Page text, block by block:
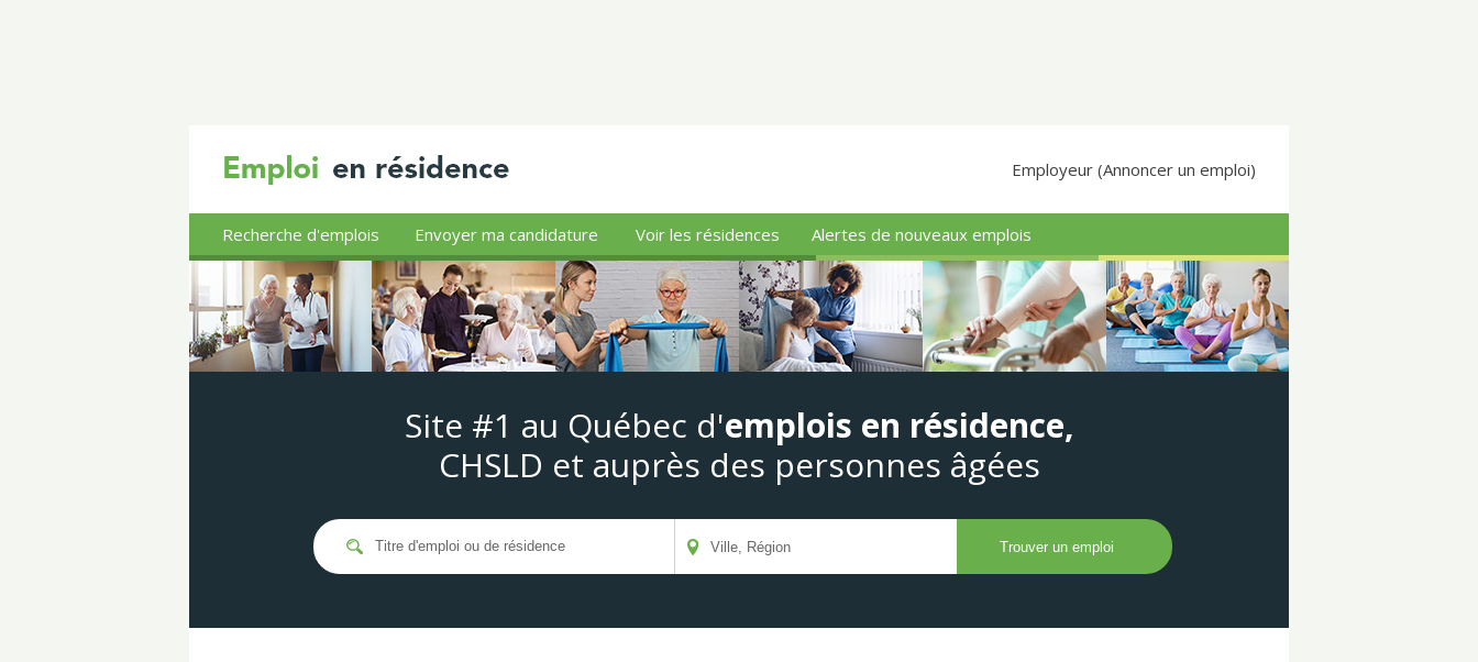
Employeur (Annoncer un emploi)
Recherche d'emplois Envoyer ma candidature Voir les résidences Alertes de nouveaux emplois
Site #1 au Québec d'emplois en résidence,
CHSLD et auprès des personnes âgées